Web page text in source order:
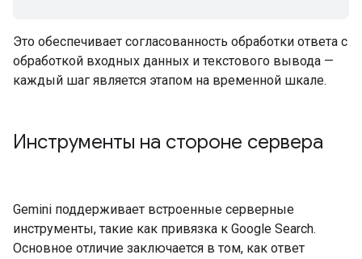
Это обеспечивает согласованность обработки ответа с
обработкой входных данных и текстового вывода —
каждый шаг является этапом на временной шкале.
Инструменты на стороне сервера
Gemini поддерживает встроенные серверные
инструменты, такие как привязка к Google Search.
Основное отличие заключается в том, как ответ